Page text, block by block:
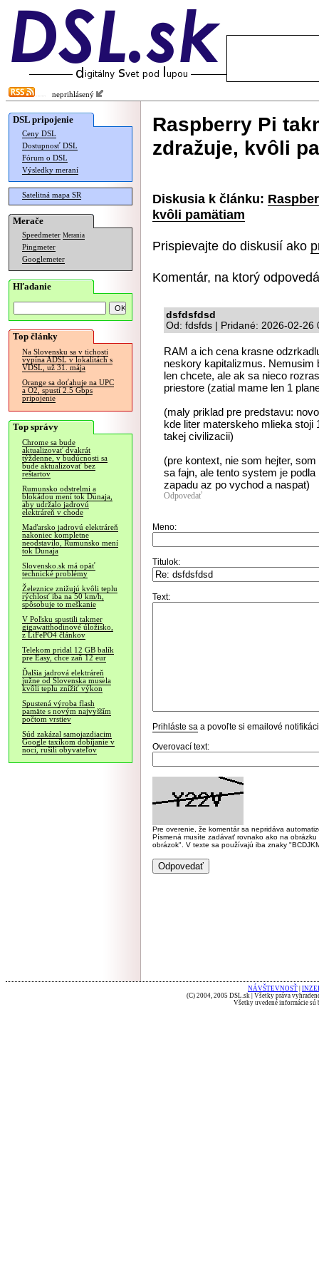
neprihlásený
DSL pripojenie
Ceny DSL
Dostupnosť DSL
Fórum o DSL
Výsledky meraní
Satelitná mapa SR
Merače
Speedmeter Merania
Pingmeter
Googlemeter
Hľadanie
Top články
Na Slovensku sa v tichosti
vypína ADSL v lokalitách s
VDSL, už 31. mája
Orange sa doťahuje na UPC
a O2, spustí 2.5 Gbps
pripojenie
Top správy
Chrome sa bude
aktualizovať dvakrát
týždenne, v budúcnosti sa
bude aktualizovať bez
reštartov
Rumunsko odstrelmi a
blokádou mení tok Dunaja,
aby udržalo jadrovú
elektráreň v chode
Maďarsko jadrovú elektráreň
nakoniec kompletne
neodstavilo, Rumunsko mení
tok Dunaja
Slovensko.sk má opäť
technické problémy
Železnice znižujú kvôli teplu
rýchlosť iba na 50 km/h,
spôsobuje to meškanie
V Poľsku spustili takmer
gigawatthodinové úložisko,
z LiFePO4 článkov
Telekom pridal 12 GB balík
pre Easy, chce zaň 12 eur
Ďalšia jadrová elektráreň
južne od Slovenska musela
kvôli teplu znížiť výkon
Spustená výroba flash
pamäte s novým najvyšším
počtom vrstiev
Súd zakázal samojazdiacim
Google taxíkom dobíjanie v
noci, rušili obyvateľov
Raspberry Pi
zdražuje, kvôli
Diskusia k článku:
kvôli pamätiam
Prispievajte do diskusií ako
Komentár, na ktorý
dsfdsfdsd
Od: fdsfds | Pridané: 2026-02-26
RAM a ich cena krasne
neskory kapitalizmus. Nemusim
len chcete, ale ak sa nieco
priestore (zatial mame len 1
(maly priklad pre predstavu:
kde liter materskeho mlieka stoji
takej civilizacii)
(pre kontext, nie som hejter,
sa fajn, ale tento system je
zapadu az po vychod a naspat)
Odpovedať
Meno:
Titulok:
Text:
Prihláste sa a povoľte si emailové
Overovací text:
Pre overenie, že komentár sa nepridáva
Písmená musíte zadávať rovnako ako na
obrázok". V texte sa používajú iba znaky
NÁVŠTEVNOSŤ
(C) 2004, 2005 DSL.sk | Všetky práva
Všetky uvedené informácie sú